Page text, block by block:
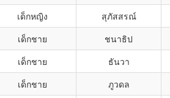
เด็กหญิง สุภัสสรณ์
เด็กชาย ชนาธิป
เด็กชาย ธันวา
เด็กชาย ภูวดล